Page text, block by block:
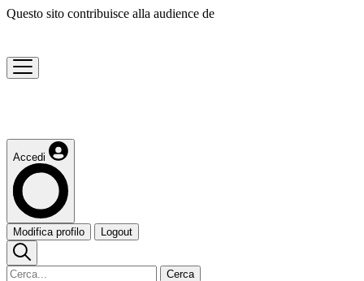
Questo sito contribuisce alla audience de
Accedi
Modifica profilo Logout
Cerca